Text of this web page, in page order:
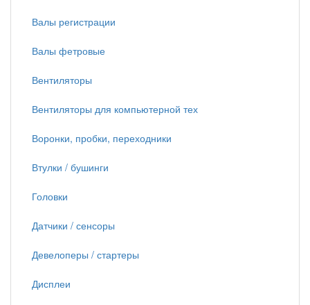
Валы регистрации
Валы фетровые
Вентиляторы
Вентиляторы для компьютерной тех
Воронки, пробки, переходники
Втулки / бушинги
Головки
Датчики / сенсоры
Девелоперы / стартеры
Дисплеи